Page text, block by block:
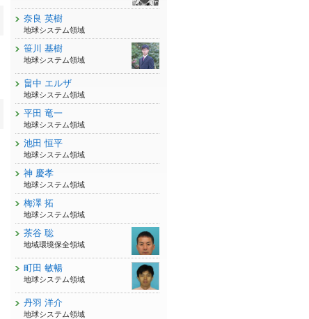
奈良 英樹
地球システム領域
笹川 基樹
地球システム領域
畠中 エルザ
地球システム領域
平田 竜一
地球システム領域
池田 恒平
地球システム領域
神 慶孝
地球システム領域
梅澤 拓
地球システム領域
茶谷 聡
地域環境保全領域
町田 敏暢
地球システム領域
丹羽 洋介
地球システム領域